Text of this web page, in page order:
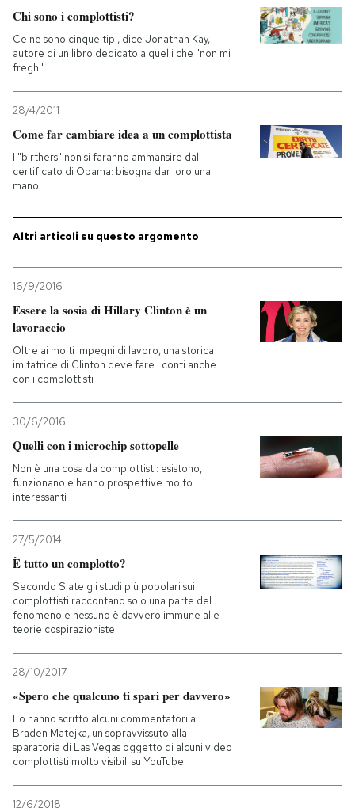
Chi sono i complottisti?
Ce ne sono cinque tipi, dice Jonathan Kay,
autore di un libro dedicato a quelli che "non mi
freghi"
28/4/2011
Come far cambiare idea a un complottista
I "birthers" non si faranno ammansire dal
certificato di Obama: bisogna dar loro una
mano
Altri articoli su questo argomento
16/9/2016
Essere la sosia di Hillary Clinton è un
lavoraccio
Oltre ai molti impegni di lavoro, una storica
imitatrice di Clinton deve fare i conti anche
con i complottisti
30/6/2016
Quelli con i microchip sottopelle
Non è una cosa da complottisti: esistono,
funzionano e hanno prospettive molto
interessanti
27/5/2014
È tutto un complotto?
Secondo Slate gli studi più popolari sui
complottisti raccontano solo una parte del
fenomeno e nessuno è davvero immune alle
teorie cospirazioniste
28/10/2017
«Spero che qualcuno ti spari per davvero»
Lo hanno scritto alcuni commentatori a
Braden Matejka, un sopravvissuto alla
sparatoria di Las Vegas oggetto di alcuni video
complottisti molto visibili su YouTube
12/6/2018